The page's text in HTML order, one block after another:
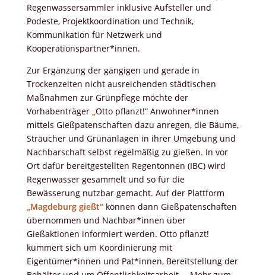
Regenwassersammler inklusive Aufsteller und
Podeste, Projektkoordination und Technik,
Kommunikation für Netzwerk und
Kooperationspartner*innen.
Zur Ergänzung der gängigen und gerade in
Trockenzeiten nicht ausreichenden städtischen
Maßnahmen zur Grünpflege möchte der
Vorhabenträger „Otto pflanzt!“ Anwohner*innen
mittels Gießpatenschaften dazu anregen, die Bäume,
Sträucher und Grünanlagen in ihrer Umgebung und
Nachbarschaft selbst regelmäßig zu gießen. In vor
Ort dafür bereitgestellten Regentonnen (IBC) wird
Regenwasser gesammelt und so für die
Bewässerung nutzbar gemacht. Auf der Plattform
„Magdeburg gießt“können dann Gießpatenschaften
übernommen und Nachbar*innen über
Gießaktionen informiert werden. Otto pflanzt!
kümmert sich um Koordinierung mit
Eigentümer*innen und Pat*innen, Bereitstellung der